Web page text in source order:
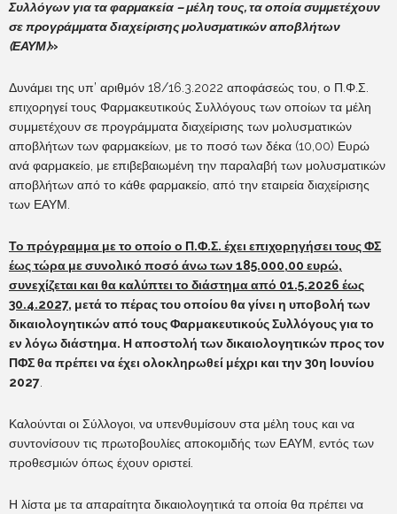
Συλλόγων για τα φαρμακεία – μέλη τους, τα οποία συμμετέχουν
σε προγράμματα διαχείρισης μολυσματικών αποβλήτων
(ΕΑΥΜ)»
Δυνάμει της υπ’ αριθμόν 18/16.3.2022 αποφάσεώς του, ο Π.Φ.Σ.
επιχορηγεί τους Φαρμακευτικούς Συλλόγους των οποίων τα μέλη
συμμετέχουν σε προγράμματα διαχείρισης των μολυσματικών
αποβλήτων των φαρμακείων, με το ποσό των δέκα (10,00) Ευρώ
ανά φαρμακείο, με επιβεβαιωμένη την παραλαβή των μολυσματικών
αποβλήτων από το κάθε φαρμακείο, από την εταιρεία διαχείρισης
των ΕΑΥΜ.
Το πρόγραμμα με το οποίο ο Π.Φ.Σ. έχει επιχορηγήσει τους ΦΣ
έως τώρα με συνολικό ποσό άνω των 185.000,00 ευρώ,
συνεχίζεται και θα καλύπτει το διάστημα από 01.5.2026 έως
30.4.2027, μετά το πέρας του οποίου θα γίνει η υποβολή των
δικαιολογητικών από τους Φαρμακευτικούς Συλλόγους για το
εν λόγω διάστημα. Η αποστολή των δικαιολογητικών προς τον
ΠΦΣ θα πρέπει να έχει ολοκληρωθεί μέχρι και την 30η Ιουνίου
2027
Καλούνται οι Σύλλογοι, να υπενθυμίσουν στα μέλη τους και να
συντονίσουν τις πρωτοβουλίες αποκομιδής των ΕΑΥΜ, εντός των
προθεσμιών όπως έχουν οριστεί.
Η λίστα με τα απαραίτητα δικαιολογητικά τα οποία θα πρέπει να